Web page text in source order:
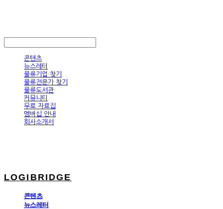
콘텐츠
뉴스레터
물류기업 찾기
물류전문가 찾기
물류도서관
커뮤니티
무료 자료집
멤버십 안내
회사소개서
LOGIBRIDGE
콘텐츠
뉴스레터